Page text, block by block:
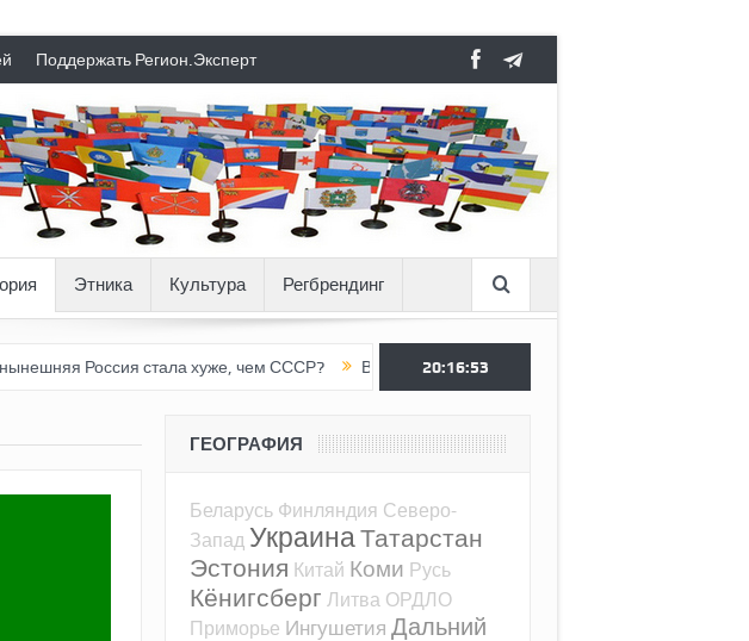
Поддержать Регион.Эксперт
Этника Культура Регбрендинг
Россия стала хуже, чем СССР? Вертикаль под давлением
20:16:54
ГЕОГРАФИЯ
Беларусь Финляндия Северо-
Запад УкраинаТатарстан
Эстония Китай Коми Русь
Кёнигсберг Литва ОРДЛО
Приморье Ингушетия Дальний